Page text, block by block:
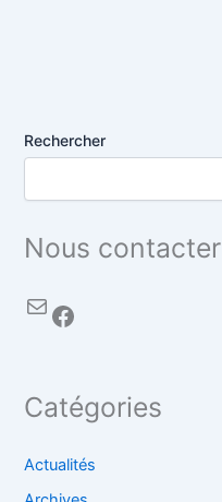
Rechercher
Nous contacter
Catégories
Actualités